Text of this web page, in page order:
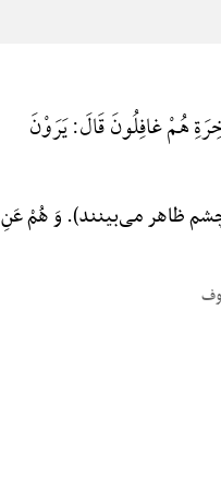
هُمْ غافِلُونَ قَالَ: یَرَوْنَ
چشم ظاهر می‌بینند). وَ هُمْ عَنِ